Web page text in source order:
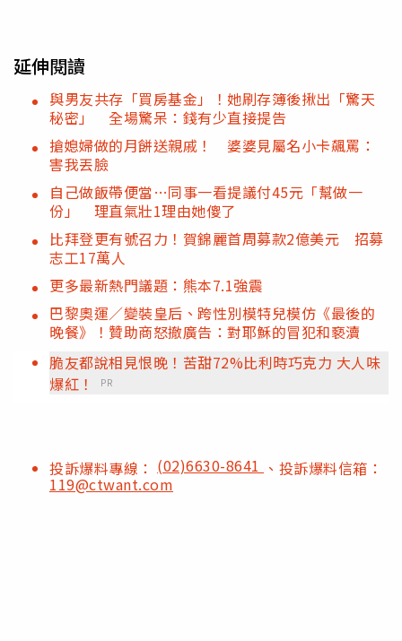
延伸閱讀
與男友共存「買房基金」！她刷存簿後揪出「驚天
秘密」 全場驚呆：錢有少直接提告
搶媳婦做的月餅送親戚！ 婆婆見屬名小卡飆罵：
害我丟臉
自己做飯帶便當…同事一看提議付45元「幫做一
份」 理直氣壯1理由她傻了
比拜登更有號召力！賀錦麗首周募款2億美元 招募
志工17萬人
更多最新熱門議題：熊本7.1強震
巴黎奧運／變裝皇后、跨性別模特兒模仿《最後的
晚餐》！贊助商怒撤廣告：對耶穌的冒犯和褻瀆
脆友都說相見恨晚！苦甜72%比利時巧克力 大人味
爆紅！
PR
投訴爆料專線： (02)6630-8641 、投訴爆料信箱：
119@ctwant.com